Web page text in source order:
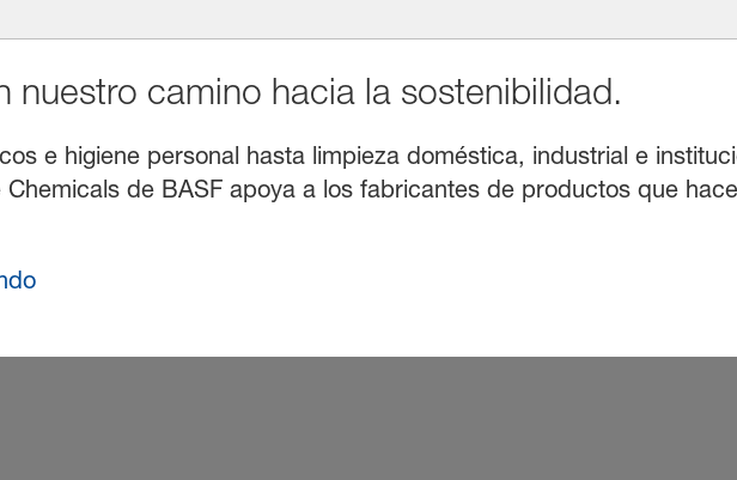
nuestro camino hacia la sostenibilidad.
e higiene personal hasta limpieza doméstica, industrial e
Chemicals de BASF apoya a los fabricantes de productos que